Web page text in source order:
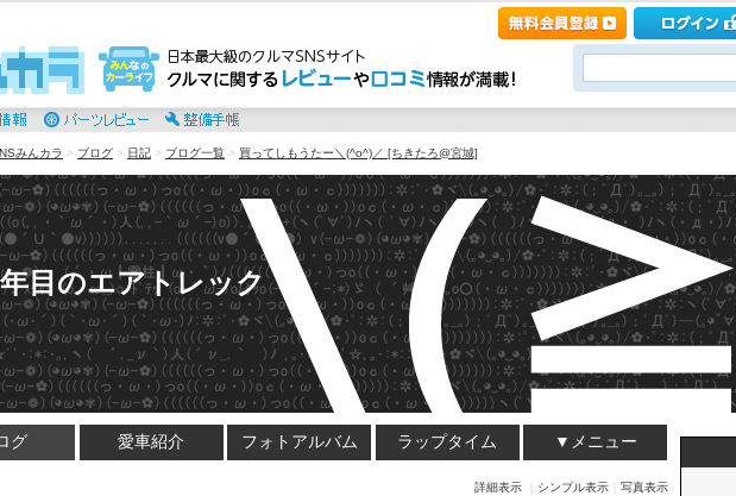
みんカラ > ブログ > 日記 > ブログ一覧 > 買ってしもうたー＼(^o^)／ [ちきたろ@宮城]
目のエアトレック
グ 愛車紹介 フォトアルバム ラップタイム ▼メニュー
詳細表示 シンプル表示 写真表示